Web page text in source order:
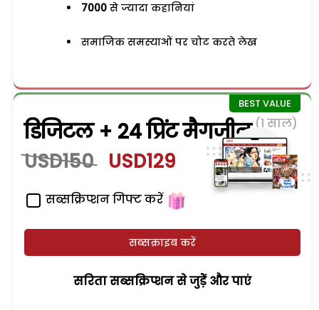
7000 से ज्यादा कहानियां
समाजिक समस्याओं पर चोट करते लेख
डिजिटल + 24 प्रिंट मैगजीन (1 साल)
USD150 USD129
सब्सक्रिप्शन गिफ्ट करें
सब्सक्राइब करें
सरिता सब्सक्रिप्शन से जुड़ेें और पाएं